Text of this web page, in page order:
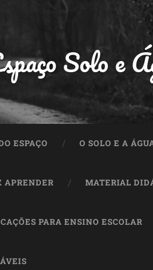
Solo e
ESPAÇO O SOLO E A
APRENDER MATERIAL
PARA ENSINO ESCOLAR